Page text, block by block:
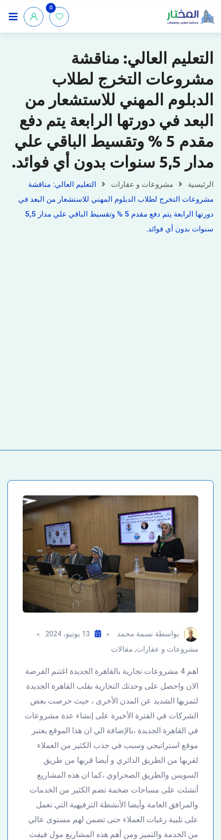
0
التعليم العالي: مناقشة
مشروعات التخرج لطلاب
الدبلوم المهني للاستشعار من
البعد في دورتها الرابعة يتم دفع
مقدم 5 % وتقسيط الباقي علي
مدار 5,5 سنوات بدون أي فوائد.
الرئيسية مشروعات و عقارات
التعليم العالي: مناقشة
مشروعات التخرج لطلاب الدبلوم المهني للاستشعار من البعد في
دورتها الرابعة يتم دفع مقدم 5 % وتقسيط الباقي علي مدار 5,5
سنوات بدون أي فوائد.
بواسطة نسمة محمد
13 يونيو، 2024
مشروعات و عقارات, مقالات
اهم 4 مشروعات تجارية بالقاهرة الجديدة اغتنم الفرصة
الان واحصل على وحدتك التجارية بقلب القاهرة الجديدة
لتمزيها الشديد عن المدن الأخرى ، حيث حرصت بعض
الشركات في الفترة الأخيرة على إنشاء عدة مشروعات
في القاهرة الجديدة ،بالإضافة الي ان هذا الموقع يعتبر
موقع استراتيجي وسبب في جذب الكثير من العملاء
لقربها من الطريق الدائري و أيضا قربها من طريق
السويس والطريق الصحراوي ،كما ان هذه المشاريع
أنشئت على مساحات ضخمة تضم الكثير من الخدمات
والمرافق العامة وأيضا الأنشطة الترفيهية التي تعمل
على تلبية رغبات العملاء حتى تضمن لهم مستوى عالي
من الخدمة والتميز ومن أهم هذه المشاريع مول فيفث